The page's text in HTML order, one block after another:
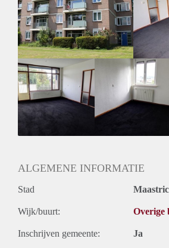
Geschikt voor studenten: Afhankelijk
ALGEMENE INFORMATIE
Stad
Wijk/buurt: Overige
Inschrijven gemeente: Ja